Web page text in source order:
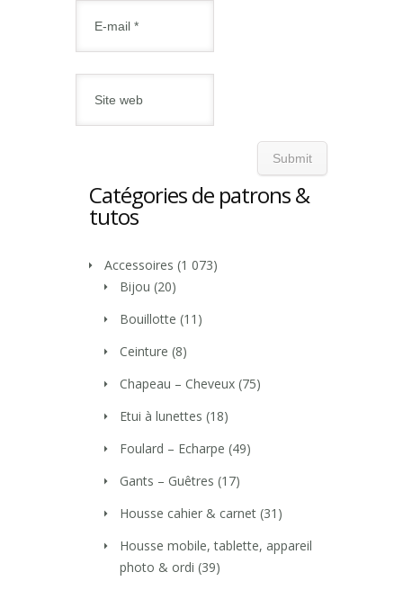
Catégories de patrons &
tutos
Accessoires (1 073)
Bijou (20)
Bouillotte (11)
Ceinture (8)
Chapeau – Cheveux (75)
Etui à lunettes (18)
Foulard – Echarpe (49)
Gants – Guêtres (17)
Housse cahier & carnet (31)
Housse mobile, tablette, appareil
photo & ordi (39)